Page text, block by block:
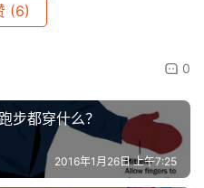
(6)
0
步都穿什么？
2016年1月26日 上午7:25